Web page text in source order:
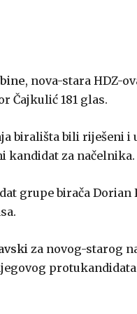
, nova-stara HDZ-
Čajkulić 181 glas.
birališta bili riješeni i
kandidat za
grupe birača Dorian
za novog-starog